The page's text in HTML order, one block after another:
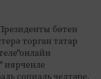
бөтен
торган татар
иярченле
социаль челтәре,